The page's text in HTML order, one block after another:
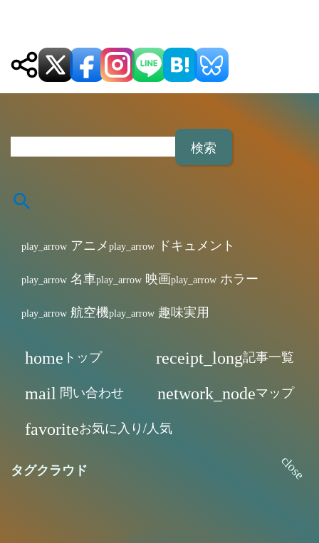
アニメ
ドキュメント
名車
映画
ホラー
航空機
趣味実用
home トップ receipt_long記事一覧
mail 問い合わせ network_nodeマップ
favoriteお気に入り/人気
タグクラウド